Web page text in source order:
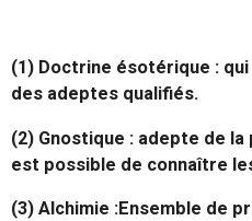
(1) Doctrine ésotérique :
des adeptes qualifiés.
(2) Gnostique : adepte de
est possible de connaître
(3) Alchimie :Ensemble de